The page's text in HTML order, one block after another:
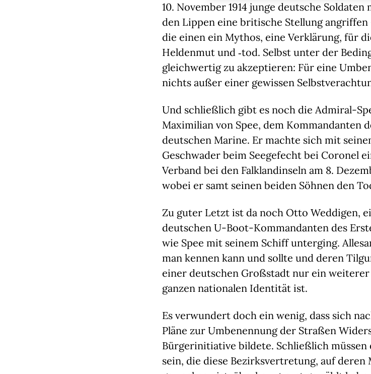
10. November 1914 junge deutsche
den Lippen eine britische Stellung
die einen ein Mythos, eine Verklärung, für
Heldenmut und ‑tod. Selbst unter der
gleichwertig zu akzeptieren: Für eine
nichts außer einer gewissen
Und schließlich gibt es noch die Admiral-
Maximilian von Spee, dem Kommandanten
deutschen Marine. Er machte sich mit
Geschwader beim Seegefecht bei Coronel
Verband bei den Falklandinseln am 8.
wobei er samt seinen beiden Söhnen den
Zu guter Letzt ist da noch Otto Weddigen,
deutschen U-Boot-Kommandanten des
wie Spee mit seinem Schiff unterging.
man kennen kann und sollte und deren
einer deutschen Großstadt nur ein
ganzen nationalen Identität ist.
Es verwundert doch ein wenig, dass sich
Pläne zur Umbenennung der Straßen
Bürgerinitiative bildete. Schließlich müssen
sein, die diese Bezirksvertretung, auf deren